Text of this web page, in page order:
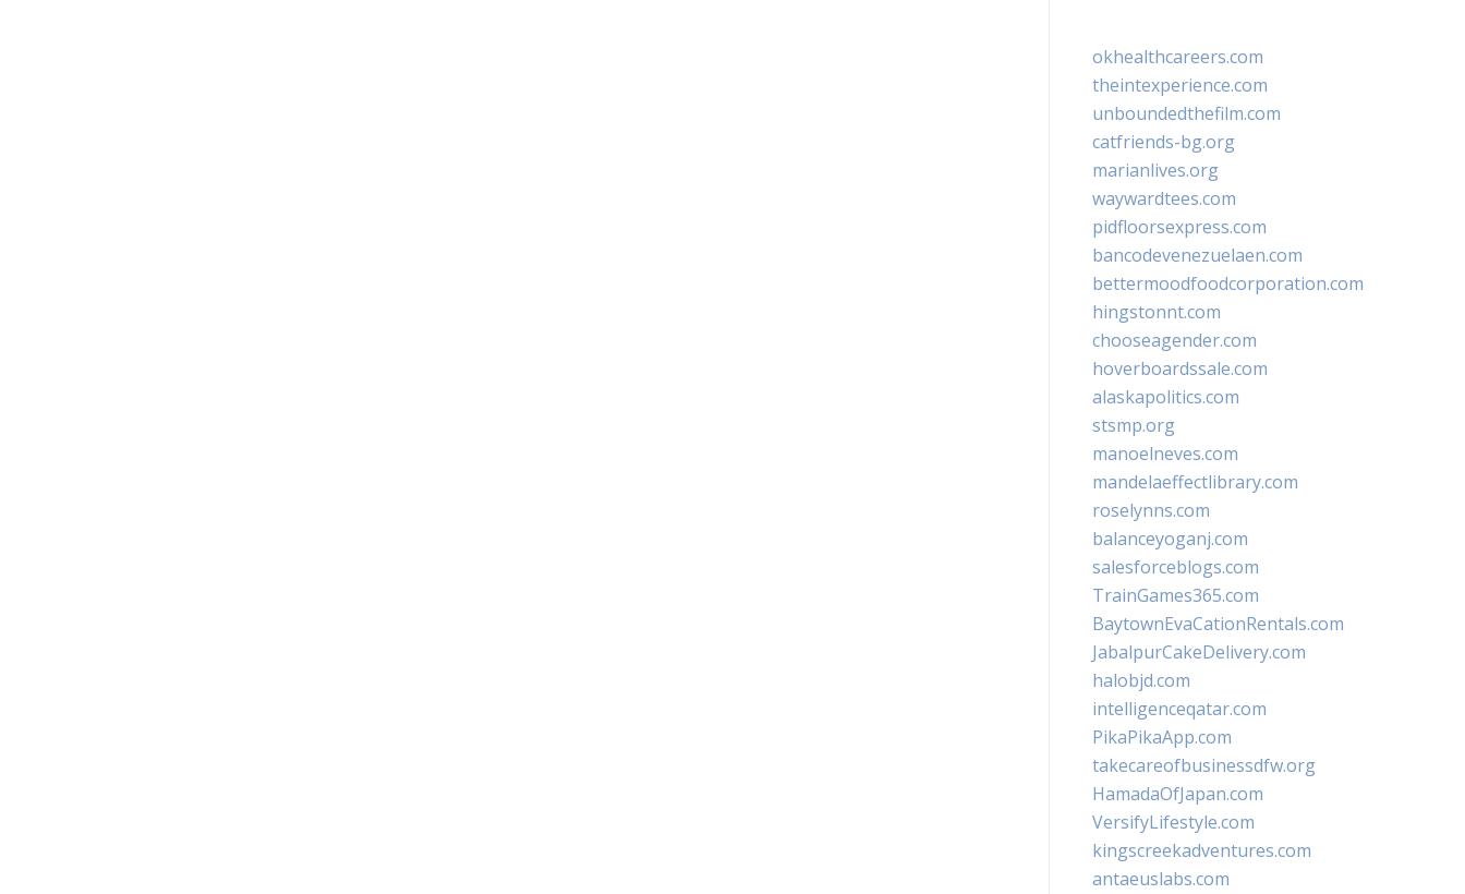
okhealthcareers.com
theintexperience.com
unboundedthefilm.com
catfriends-bg.org
marianlives.org
waywardtees.com
pidfloorsexpress.com
bancodevenezuelaen.com
bettermoodfoodcorporation.com
hingstonnt.com
chooseagender.com
hoverboardssale.com
alaskapolitics.com
stsmp.org
manoelneves.com
mandelaeffectlibrary.com
roselynns.com
balanceyoganj.com
salesforceblogs.com
TrainGames365.com
BaytownEvaCationRentals.com
JabalpurCakeDelivery.com
halobjd.com
intelligenceqatar.com
PikaPikaApp.com
takecareofbusinessdfw.org
HamadaOfJapan.com
VersifyLifestyle.com
kingscreekadventures.com
antaeuslabs.com